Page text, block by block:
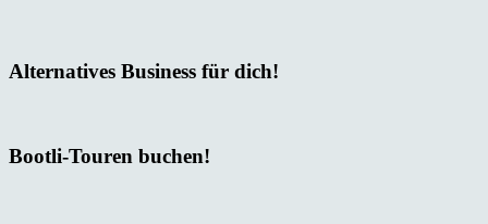
Alternatives Business für dich!
Bootli-Touren buchen!